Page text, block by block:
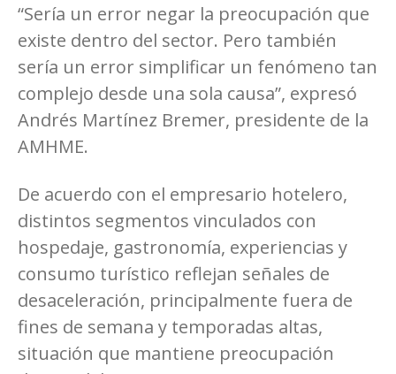
“Sería un error negar la preocupación que
existe dentro del sector. Pero también
sería un error simplificar un fenómeno tan
complejo desde una sola causa”, expresó
Andrés Martínez Bremer, presidente de la
AMHME.
De acuerdo con el empresario hotelero,
distintos segmentos vinculados con
hospedaje, gastronomía, experiencias y
consumo turístico reflejan señales de
desaceleración, principalmente fuera de
fines de semana y temporadas altas,
situación que mantiene preocupación